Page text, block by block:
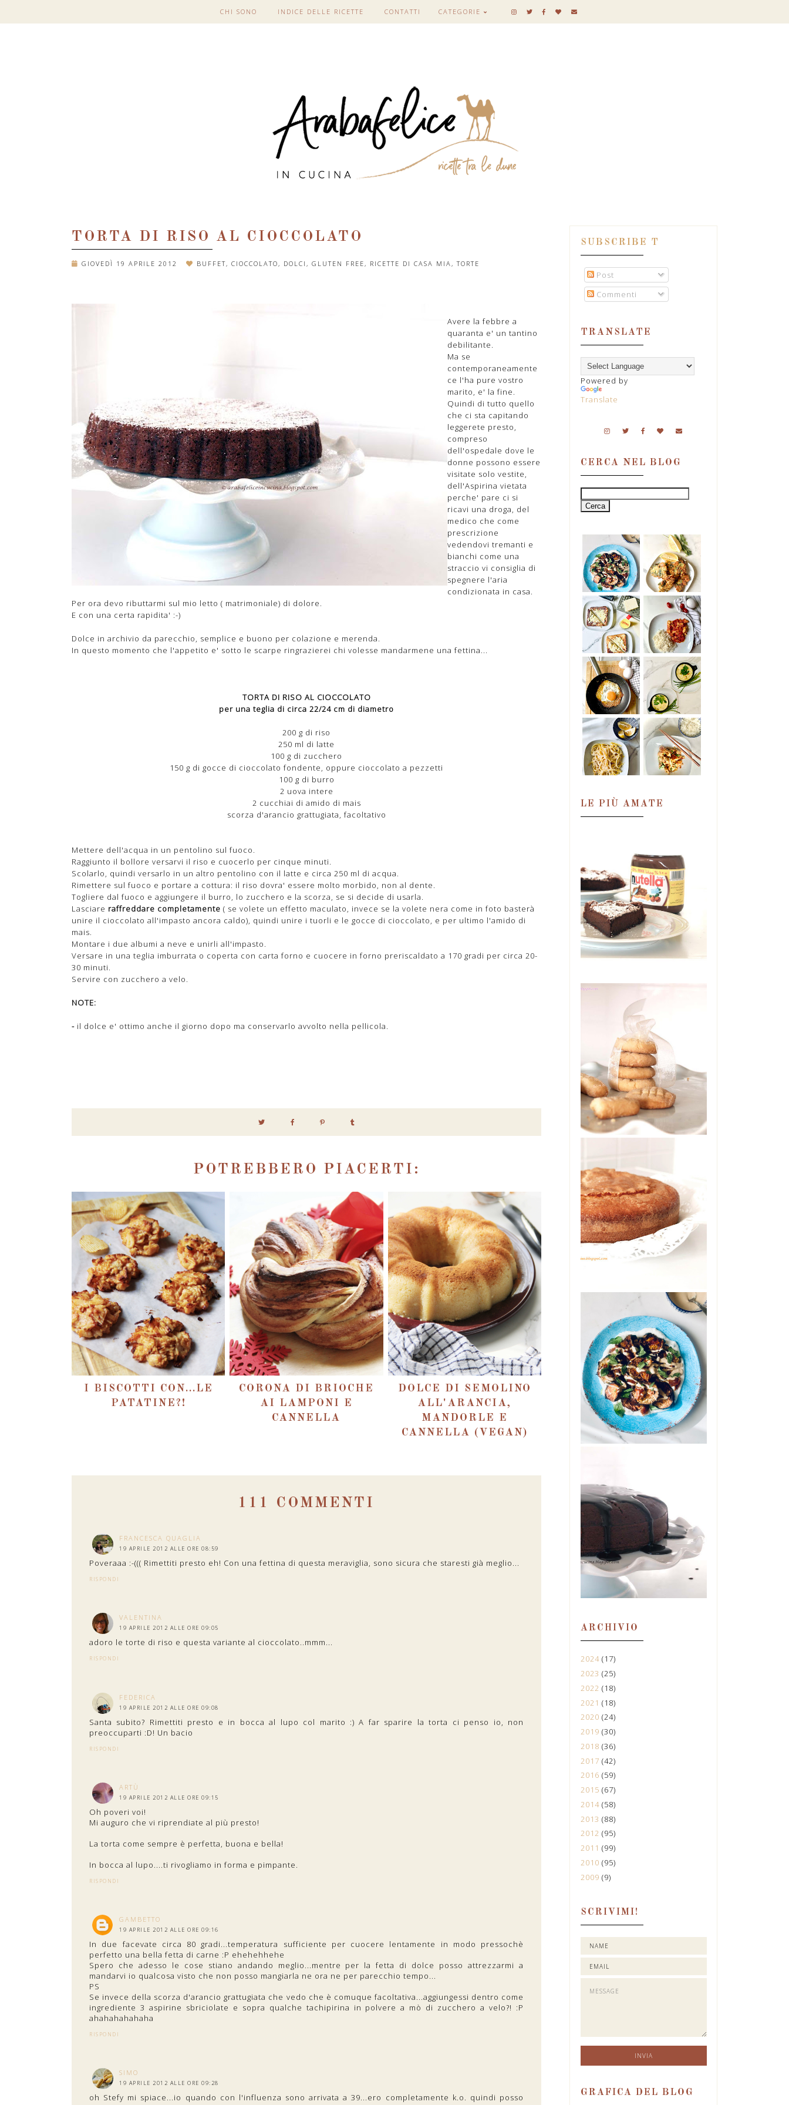
CHI SONO INDICE DELLE RICETTE CONTATTI CATEGORIE
TORTA DI RISO AL CIOCCOLATO
GIOVEDÌ 19 APRILE 2012 BUFFET, CIOCCOLATO , DOLCI , GLUTEN FREE , RICETTE DI CASA MIA , TORTE
Avere la febbre a
quaranta e' un tantino
debilitante.
Ma se
contemporaneamente
ce l'ha pure vostro
marito, e' la fine.
Quindi di tutto quello
che ci sta capitando
leggerete presto,
compreso
dell'ospedale dove le
donne possono essere
visitate solo vestite,
dell'Aspirina vietata
perche' pare ci si
ricavi una droga, del
medico che come
prescrizione
vedendovi tremanti e
bianchi come una
straccio vi consiglia di
spegnere l'aria
condizionata in casa.
Per ora devo ributtarmi sul mio letto ( matrimoniale) di dolore.
E con una certa rapidita' :-)
Dolce in archivio da parecchio, semplice e buono per colazione e merenda.
In questo momento che l'appetito e' sotto le scarpe ringrazierei chi volesse mandarmene una fettina...
TORTA DI RISO AL CIOCCOLATO
per una teglia di circa 22/24 cm di diametro
200 g di riso
250 ml di latte
100 g di zucchero
150 g di gocce di cioccolato fondente, oppure cioccolato a pezzetti
100 g di burro
2 uova intere
2 cucchiai di amido di mais
scorza d'arancio grattugiata, facoltativo
Mettere dell'acqua in un pentolino sul fuoco.
Raggiunto il bollore versarvi il riso e cuocerlo per cinque minuti.
Scolarlo, quindi versarlo in un altro pentolino con il latte e circa 250 ml di acqua.
Rimettere sul fuoco e portare a cottura: il riso dovra' essere molto morbido, non al dente.
Togliere dal fuoco e aggiungere il burro, lo zucchero e la scorza, se si decide di usarla.
Lasciare raffreddare completamente ( se volete un effetto maculato, invece se la volete nera come in foto basterà
unire il cioccolato all'impasto ancora caldo), quindi unire i tuorli e le gocce di cioccolato, e per ultimo l'amido di
mais.
Montare i due albumi a neve e unirli all'impasto.
Versare in una teglia imburrata o coperta con carta forno e cuocere in forno preriscaldato a 170 gradi per circa 20-
30 minuti.
Servire con zucchero a velo.
NOTE:
- il dolce e' ottimo anche il giorno dopo ma conservarlo avvolto nella pellicola.
POTREBBERO PIACERTI:
I BISCOTTI CON...LE
PATATINE?!
CORONA DI BRIOCHE
AI LAMPONI E
CANNELLA
DOLCE DI SEMOLINO
ALL'ARANCIA,
MANDORLE E
CANNELLA (VEGAN)
111 COMMENTI
FRANCESCA QUAGLIA
19 APRILE 2012 ALLE ORE 08:59
Poveraaa :-((( Rimettiti presto eh! Con una fettina di questa meraviglia, sono sicura che staresti già meglio...
RISPONDI
VALENTINA
19 APRILE 2012 ALLE ORE 09:05
adoro le torte di riso e questa variante al cioccolato..mmm...
RISPONDI
FEDERICA
19 APRILE 2012 ALLE ORE 09:08
Santa subito? Rimettiti presto e in bocca al lupo col marito :) A far sparire la torta ci penso io, non
preoccuparti :D! Un bacio
RISPONDI
ARTÙ
19 APRILE 2012 ALLE ORE 09:15
Oh poveri voi!
Mi auguro che vi riprendiate al più presto!
La torta come sempre è perfetta, buona e bella!
In bocca al lupo....ti rivogliamo in forma e pimpante.
RISPONDI
GAMBETTO
19 APRILE 2012 ALLE ORE 09:16
In due facevate circa 80 gradi...temperatura sufficiente per cuocere lentamente in modo pressochè
perfetto una bella fetta di carne :P ehehehhehe
Spero che adesso le cose stiano andando meglio...mentre per la fetta di dolce posso attrezzarmi a
mandarvi io qualcosa visto che non posso mangiarla ne ora ne per parecchio tempo...
PS
Se invece della scorza d'arancio grattugiata che vedo che è comuque facoltativa...aggiungessi dentro come
ingrediente 3 aspirine sbriciolate e sopra qualche tachipirina in polvere a mò di zucchero a velo?! :P
ahahahahahaha
RISPONDI
SIMO
19 APRILE 2012 ALLE ORE 09:28
oh Stefy mi spiace...io quando con l'influenza sono arrivata a 39...ero completamente k.o. quindi posso
SUBSCRIBE T
Post
Commenti
TRANSLATE
Powered by
Translate
CERCA NEL BLOG
LE PIÙ AMATE
TORTA MAGICA
ALLA NUTELLA,
IN DUE
INGREDIENTI!
Una condanna. Una
perdizione. Una droga.
Un'ossessione. Tutte in quel
barattolo. E se ne ...
BISCOTTI DI
MAIONESE
No, non sono impazzita. Non
ho preso troppo sole senza
cappello, ne' troppo caldo in
giardino. Non s...
TORTA ALLO
YOGURT DI
MAMMA
Oggi è il mio compleanno. Ma
non starò a farvi vedere il
cheesecake che è in frigo
pronto per stase...
INSALATA DI
ELANZANE CON
DATTERI,
YOGURT E
TAHINI
Ci si può innamorare di una
insalata di melanzane?
Ebbene, provate questa e mi
saprete dire. Glute...
THE COCA-COLA
CAKE
L'avete sentita nominare
diverse volte, su questo blog.
Zia Angela era in casa mia
una so...
ARCHIVIO
2024 (17)
2023 (25)
2022 (18)
2021 (18)
2020 (24)
2019 (30)
2018 (36)
2017 (42)
2016 (59)
2015 (67)
2014 (58)
2013 (88)
2012 (95)
2011 (99)
2010 (95)
2009 (9)
SCRIVIMI!
GRAFICA DEL BLOG